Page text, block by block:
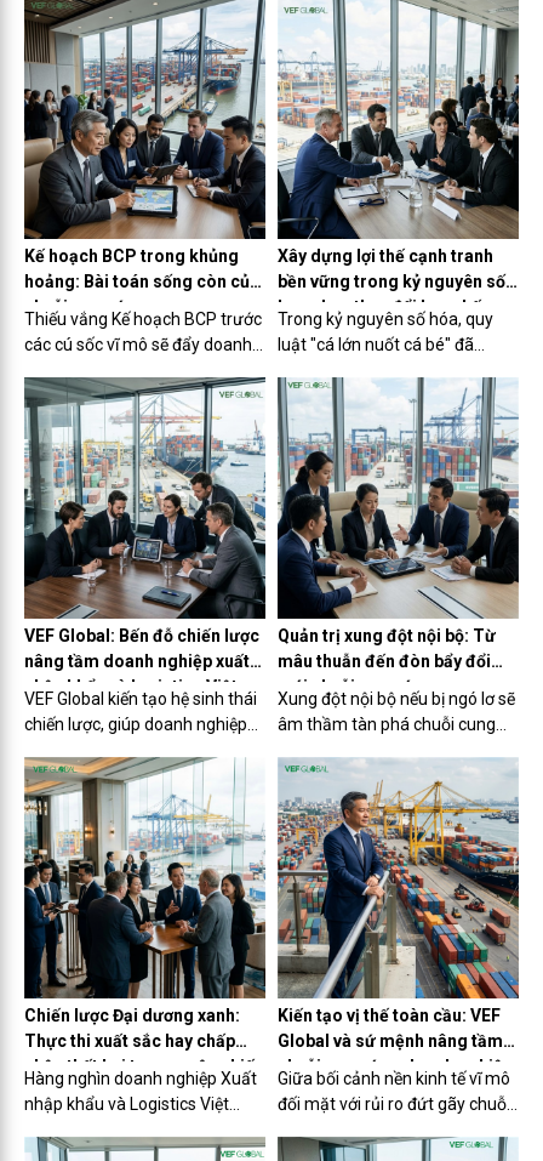
Data chính là năng lực cốt lõi
giúp Ban lãnh đạo dự báo
chuẩn xác nhu cầu và tối ưu chi
phí giữa chuỗi cung ứng đầy
biến động.
nhìn đột phá. Dưới sự dẫn dắt
của ông Lê Công Năng – các
thành viên đã cùng giải mã
"Quyền lực kép" của người đứng
đầu: Sự giao thoa hoàn hảo
giữa nghệ thuật tỏa sáng trên
sân khấu và kỹ năng thấu cảm
nơi hậu trường.
Kế hoạch BCP trong khủng
hoảng: Bài toán sống còn của
chuỗi cung ứng
Thiếu vắng Kế hoạch BCP trước
các cú sốc vĩ mô sẽ đẩy doanh
chuỗi cung ứng và cạn kiệt
dòng tiền. Đã đến lúc Ban lãnh
đạo cần biến BCP thành đòn
bẩy chiến lược để bứt phá giữa
tâm bão.
Xây dựng lợi thế cạnh tranh
bền vững trong kỷ nguyên số:
Lựa chọn thay đổi hay chấp
nhận bị đào thải?
Trong kỷ nguyên số hóa, quy
luật "cá lớn nuốt cá bé" đã
cá chậm". Việc bám víu vào các
quy trình xuất nhập khẩu thủ
công và chuỗi cung ứng truyền
thống đang khiến nhiều doanh
nghiệp hụt hơi, đánh mất biên
lợi nhuận vào tay các đối thủ
nhạy bén. Đã đến lúc Ban lãnh
đạo cần tái định hình chiến lược
để kiến tạo một lợi thế cạnh
tranh không thể sao chép.
VEF Global: Bến đỗ chiến lược
nâng tầm doanh nghiệp xuất
nhập khẩu và logistics Việt
Nam
VEF Global kiến tạo hệ sinh thái
chiến lược, giúp doanh nghiệp
phí chuỗi cung ứng và tự tin bứt
phá giữa thương trường quốc tế
đầy biến động.
Quản trị xung đột nội bộ: Từ
mâu thuẫn đến đòn bẩy đổi
mới chuỗi cung ứng
Xung đột nội bộ nếu bị ngó lơ sẽ
âm thầm tàn phá chuỗi cung
các khoản phí lưu kho bãi
(Demurrage & Detention)
khổng lồ. Đã đến lúc Ban lãnh
đạo cần áp dụng cơ chế quản trị
bài bản để chuyển hóa mâu
thuẫn thành đòn bẩy bứt phá
hiệu suất.
Chiến lược Đại dương xanh:
Thực thi xuất sắc hay chấp
nhận thất bại trong cuộc chiến
toàn cầu?
Hàng nghìn doanh nghiệp Xuất
nhập khẩu và Logistics Việt
"đại dương đỏ" của các cuộc
Kiến tạo vị thế toàn cầu: VEF
Global và sứ mệnh nâng tầm
chuỗi cung ứng doanh nghiệp
Việt
Giữa bối cảnh nền kinh tế vĩ mô
đối mặt với rủi ro đứt gãy chuỗi
hàng loạt rào cản kỹ thuật mới,